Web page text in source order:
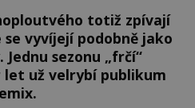
totiž zpívají
vyvíjejí podobně jako
sezonu „frčí“
už velrybí publikum